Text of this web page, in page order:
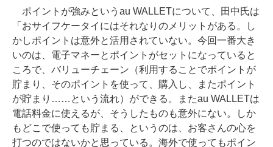
ポイントが強みというau WALLETについて、田中氏は
「おサイフケータイにはそれなりのメリットがある。し
かしポイントは意外と活用されていない。今回一番大き
いのは、電子マネーとポイントがセットになっていると
ころで、バリューチェーン（利用することでポイントが
貯まり、そのポイントを使って、購入し、またポイント
が貯まり……という流れ）ができる。またau WALLETは
電話料金に使えるが、そうしたものも意外にない。しか
もどこで使っても貯まる、というのは、お客さんの心を
打つのではないかと思っている。海外で使ってもポイン